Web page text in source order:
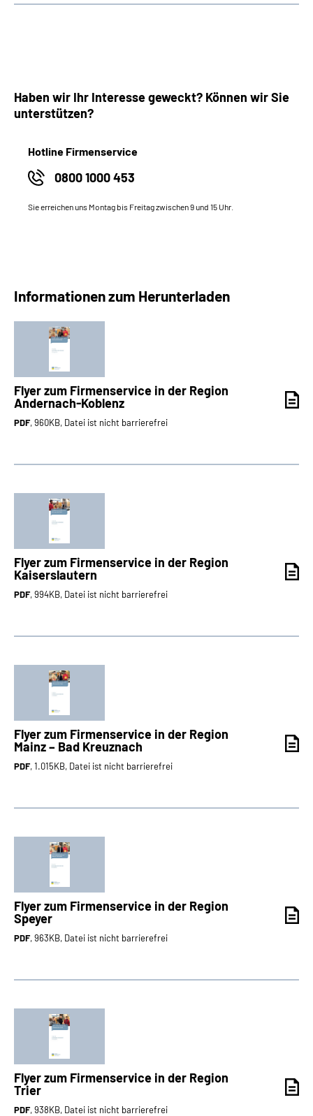
Haben wir Ihr Interesse geweckt? Können wir Sie
unterstützen?
Hotline Firmenservice
0800 1000 453
Sie erreichen uns Montag bis Freitag zwischen 9 und 15 Uhr.
Informationen zum Herunterladen
Flyer zum Firmenservice in der Region
Andernach-Koblenz
PDF, 960KB, Datei ist nicht barrierefrei
Flyer zum Firmenservice in der Region
Kaiserslautern
PDF, 994KB, Datei ist nicht barrierefrei
Flyer zum Firmenservice in der Region
Mainz – Bad Kreuznach
PDF, 1.015KB, Datei ist nicht barrierefrei
Flyer zum Firmenservice in der Region
Speyer
PDF, 963KB, Datei ist nicht barrierefrei
Flyer zum Firmenservice in der Region
Trier
PDF, 938KB, Datei ist nicht barrierefrei